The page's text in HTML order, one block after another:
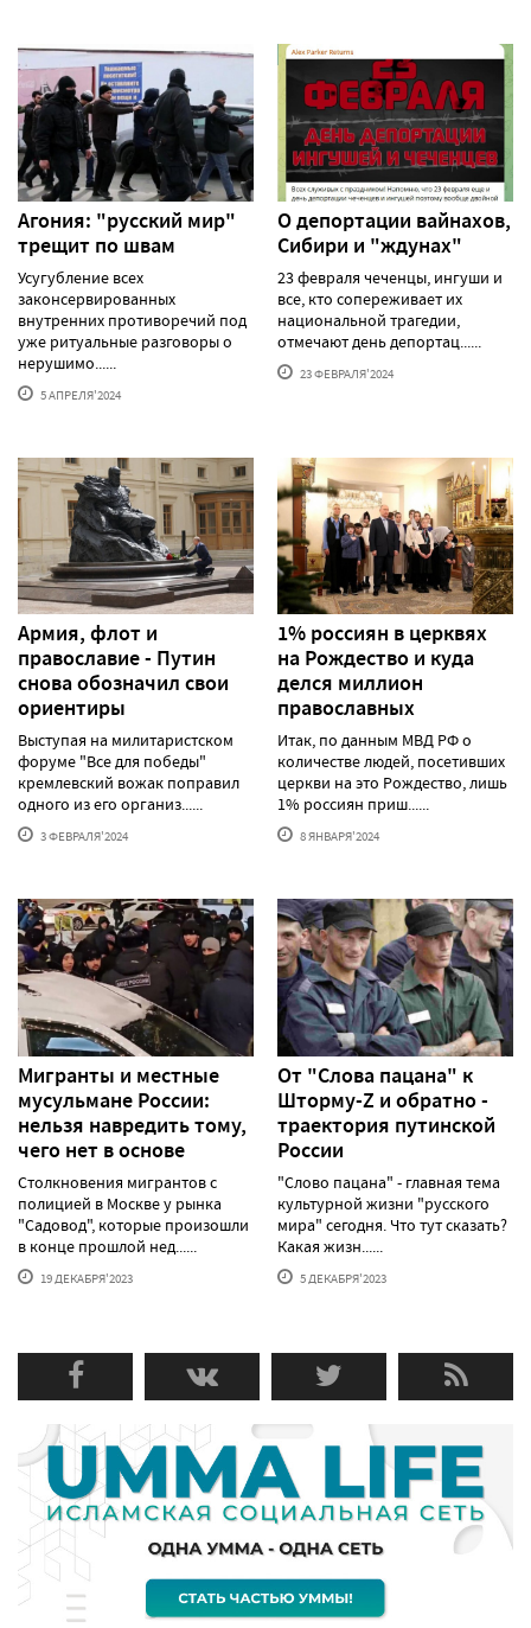
Агония: "русский мир"
трещит по швам
Усугубление всех
законсервированных
внутренних противоречий под
уже ритуальные разговоры о
нерушимо......
5 АПРЕЛЯ'2024
О депортации вайнахов,
Сибири и "ждунах"
23 февраля чеченцы, ингуши и
все, кто сопереживает их
национальной трагедии,
отмечают день депортац......
23 ФЕВРАЛЯ'2024
Армия, флот и
православие - Путин
снова обозначил свои
ориентиры
Выступая на милитаристском
форуме "Все для победы"
кремлевский вожак поправил
одного из его организ......
3 ФЕВРАЛЯ'2024
1% россиян в церквях
на Рождество и куда
делся миллион
православных
Итак, по данным МВД РФ о
количестве людей, посетивших
церкви на это Рождество, лишь
1% россиян приш......
8 ЯНВАРЯ'2024
Мигранты и местные
мусульмане России:
нельзя навредить тому,
чего нет в основе
Столкновения мигрантов с
полицией в Москве у рынка
"Садовод", которые произошли
в конце прошлой нед......
19 ДЕКАБРЯ'2023
От "Слова пацана" к
Шторму-Z и обратно -
траектория путинской
России
"Слово пацана" - главная тема
культурной жизни "русского
мира" сегодня. Что тут сказать?
Какая жизн......
5 ДЕКАБРЯ'2023